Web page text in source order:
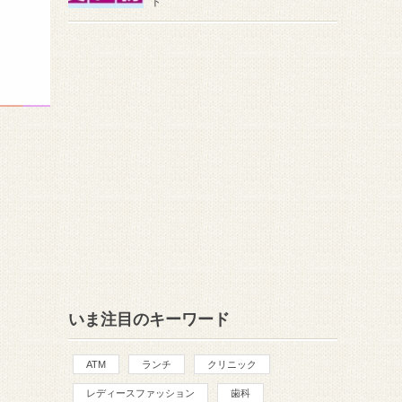
いま注目のキーワード
ATM ランチ クリニック
レディースファッション 歯科